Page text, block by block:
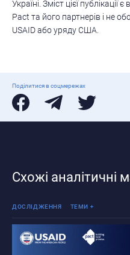
Україні. Зміст цієї
Pact та його партнерів і не
USAID або уряду США.
Поділитися в соцмережах
Схожі аналітичні
ДОСЛІДЖЕННЯ ТЕМИ
Реінтеграція ТОТ